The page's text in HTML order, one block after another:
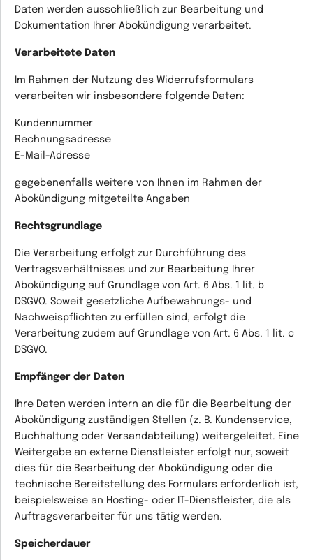
Daten werden ausschließlich zur Bearbeitung und
Dokumentation Ihrer Abokündigung verarbeitet.
Verarbeitete Daten
Im Rahmen der Nutzung des Widerrufsformulars
verarbeiten wir insbesondere folgende Daten:
Kundennummer
Rechnungsadresse
E-Mail-Adresse
gegebenenfalls weitere von Ihnen im Rahmen der
Abokündigung mitgeteilte Angaben
Rechtsgrundlage
Die Verarbeitung erfolgt zur Durchführung des
Vertragsverhältnisses und zur Bearbeitung Ihrer
Abokündigung auf Grundlage von Art. 6 Abs. 1 lit. b
DSGVO. Soweit gesetzliche Aufbewahrungs- und
Nachweispflichten zu erfüllen sind, erfolgt die
Verarbeitung zudem auf Grundlage von Art. 6 Abs. 1 lit. c
DSGVO.
Empfänger der Daten
Ihre Daten werden intern an die für die Bearbeitung der
Abokündigung zuständigen Stellen (z. B. Kundenservice,
Buchhaltung oder Versandabteilung) weitergeleitet. Eine
Weitergabe an externe Dienstleister erfolgt nur, soweit
dies für die Bearbeitung der Abokündigung oder die
technische Bereitstellung des Formulars erforderlich ist,
beispielsweise an Hosting- oder IT-Dienstleister, die als
Auftragsverarbeiter für uns tätig werden.
Speicherdauer